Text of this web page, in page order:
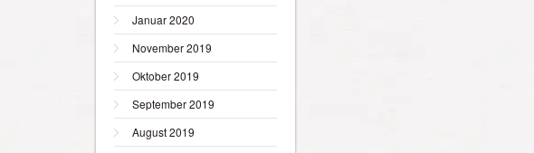
Januar 2020
November 2019
Oktober 2019
September 2019
August 2019